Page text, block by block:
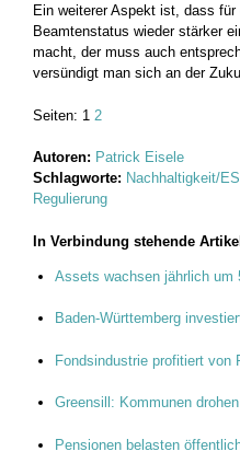
Ein ­weiterer Aspekt ist, dass
Beamtenstatus wieder stärker
macht, der muss auch
versündigt man sich an der
Seiten: 1 2
Autoren: Patrick Eisele
Schlagworte: Nachhaltigkeit/
Regulierung
In Verbindung stehende
Assets wachsen jährlich um
Baden-Württemberg
Fondsindustrie profitiert von
Greensill: Kommunen
Pensionen belasten